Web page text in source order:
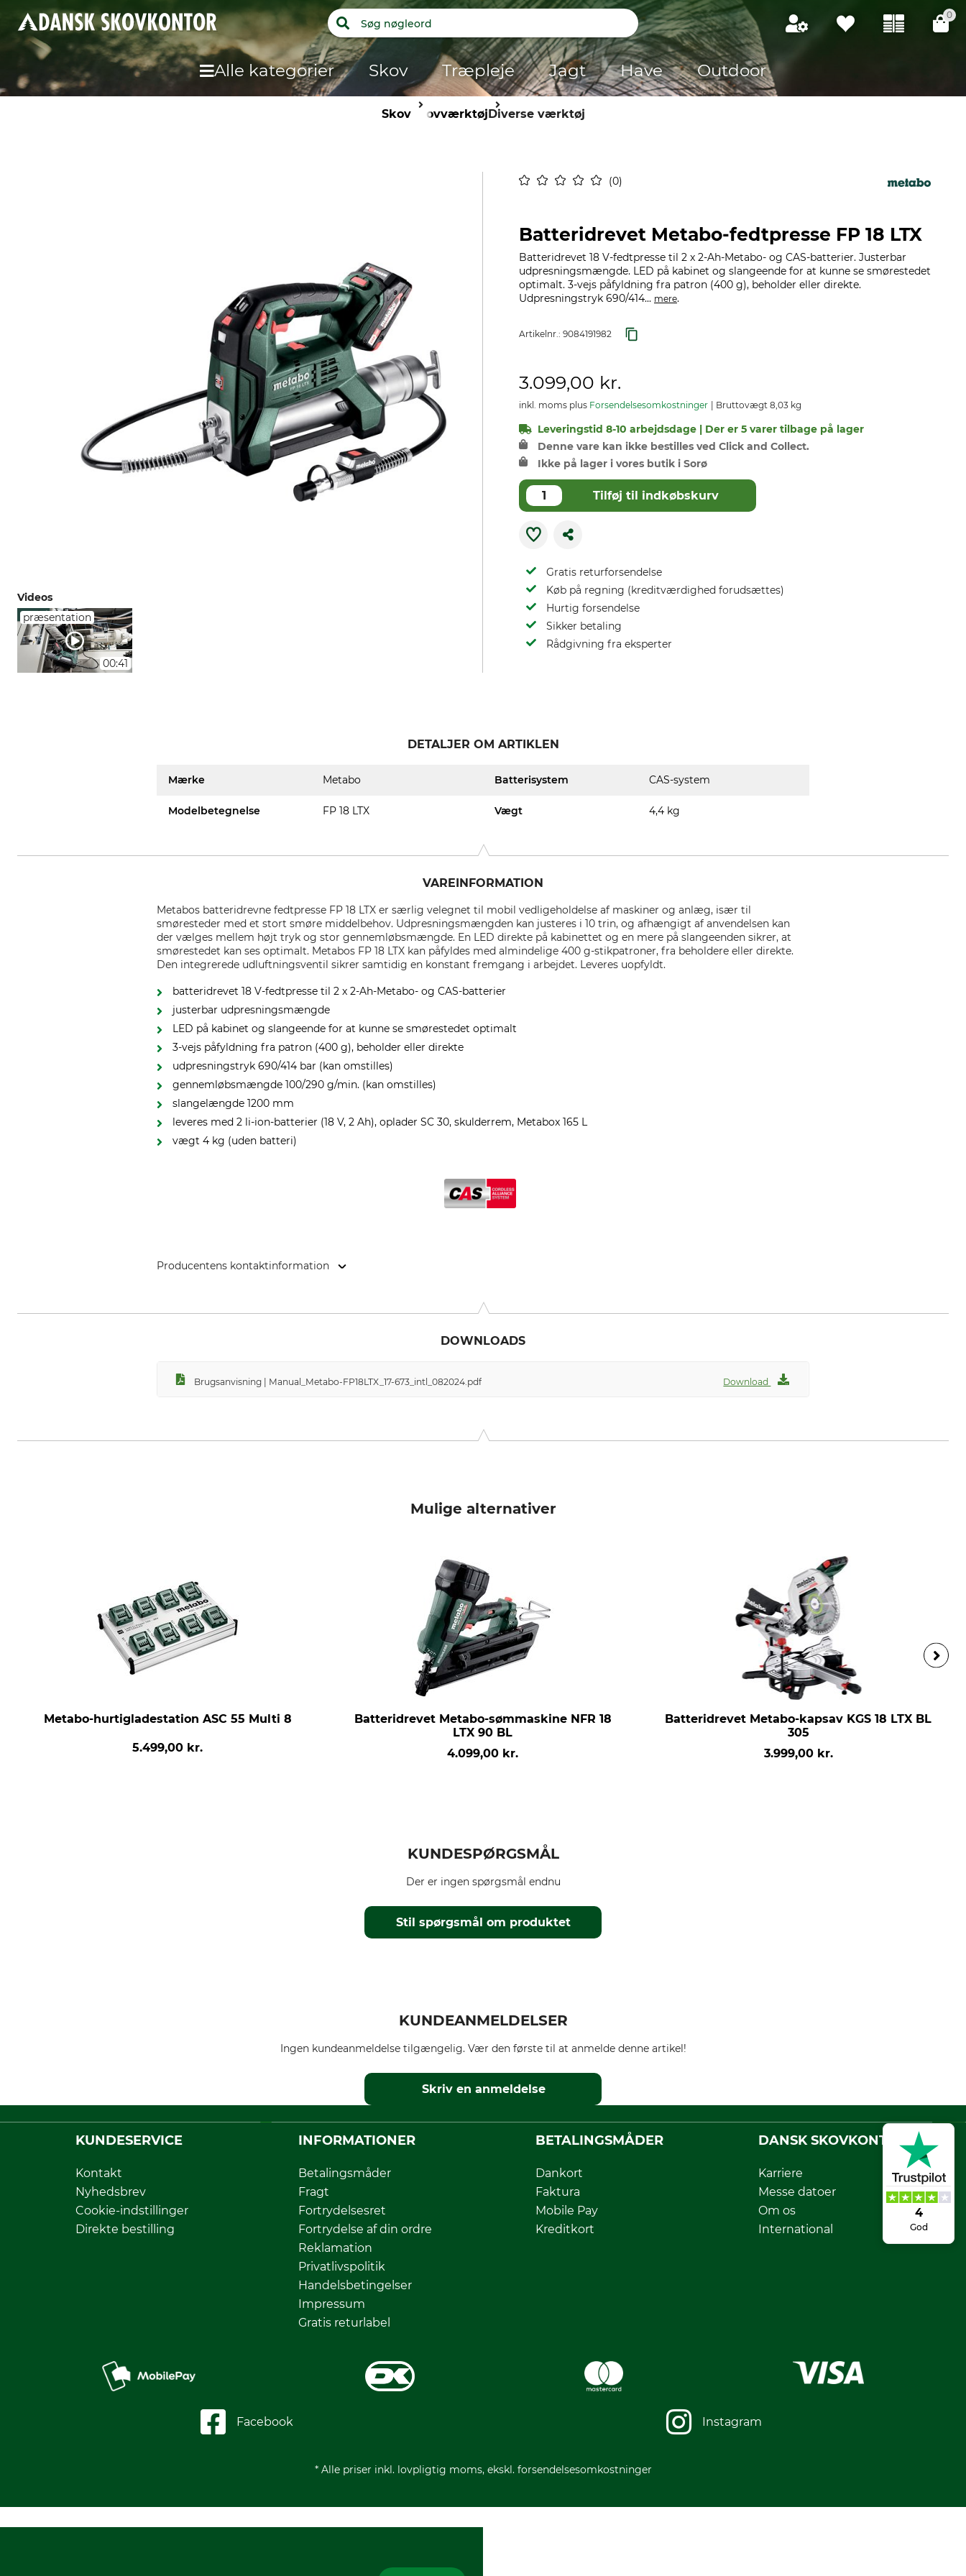
4
God
0
Alle kategorier Skov Træpleje Jagt Have Outdoor
SkovSkovværktøjDiverse værktøj
0
Videos
præsentation
00:41
Batteridrevet Metabo-fedtpresse FP 18 LTX
Batteridrevet 18 V-fedtpresse til 2 x 2-Ah-Metabo- og CAS-batterier. Justerbar
udpresningsmængde. LED på kabinet og slangeende for at kunne se smørestedet
optimalt. 3-vejs påfyldning fra patron (400 g), beholder eller direkte.
Udpresningstryk 690/414... mere.
Artikelnr.: 9084191982
3.099,00 kr.
inkl. moms plus Forsendelsesomkostninger Bruttovægt 8,03 kg
Leveringstid 8-10 arbejdsdage | Der er 5 varer tilbage på lager
Denne vare kan ikke bestilles ved Click and Collect.
Ikke på lager i vores butik i Sorø
Tilføj til indkøbskurv
Gratis returforsendelse
Køb på regning (kreditværdighed forudsættes)
Hurtig forsendelse
Sikker betaling
Rådgivning fra eksperter
DETALJER OM ARTIKLEN
Mærke Metabo Batterisystem CAS-system
Modelbetegnelse FP 18 LTX Vægt 4,4 kg
VAREINFORMATION
Metabos batteridrevne fedtpresse FP 18 LTX er særlig velegnet til mobil vedligeholdelse af maskiner og anlæg, især til
smøresteder med et stort smøre middelbehov. Udpresningsmængden kan justeres i 10 trin, og afhængigt af anvendelsen kan
der vælges mellem højt tryk og stor gennemløbsmængde. En LED direkte på kabinettet og en mere på slangeenden sikrer, at
smørestedet kan ses optimalt. Metabos FP 18 LTX kan påfyldes med almindelige 400 g-stikpatroner, fra beholdere eller direkte.
Den integrerede udluftningsventil sikrer samtidig en konstant fremgang i arbejdet. Leveres uopfyldt.
batteridrevet 18 V-fedtpresse til 2 x 2-Ah-Metabo- og CAS-batterier
justerbar udpresningsmængde
LED på kabinet og slangeende for at kunne se smørestedet optimalt
3-vejs påfyldning fra patron (400 g), beholder eller direkte
udpresningstryk 690/414 bar (kan omstilles)
gennemløbsmængde 100/290 g/min. (kan omstilles)
slangelængde 1200 mm
leveres med 2 li-ion-batterier (18 V, 2 Ah), oplader SC 30, skulderrem, Metabox 165 L
vægt 4 kg (uden batteri)
Producentens kontaktinformation
DOWNLOADS
Brugsanvisning | Manual_Metabo-FP18LTX_17-673_intl_082024.pdf Download
Mulige alternativer
Metabo-hurtigladestation ASC 55 Multi 8
5.499,00 kr.
Batteridrevet Metabo-sømmaskine NFR 18
LTX 90 BL
4.099,00 kr.
Batteridrevet Metabo-kapsav KGS 18 LTX BL
305
3.999,00 kr.
KUNDESPØRGSMÅL
Stil spørgsmål om produktet
Der er ingen spørgsmål endnu
KUNDEANMELDELSER
Ingen kundeanmeldelse tilgængelig. Vær den første til at anmelde denne artikel!
Skriv en anmeldelse
KUNDESERVICE
Kontakt
Nyhedsbrev
Cookie-indstillinger
Direkte bestilling
INFORMATIONER
Betalingsmåder
Fragt
Fortrydelsesret
Fortrydelse af din ordre
Reklamation
Privatlivspolitik
Handelsbetingelser
Impressum
Gratis returlabel
BETALINGSMÅDER
Dankort
Faktura
Mobile Pay
Kreditkort
DANSK SKOVKONTOR
Karriere
Messe datoer
Om os
International
Facebook Instagram
* Alle priser inkl. lovpligtig moms, ekskl. forsendelsesomkostninger